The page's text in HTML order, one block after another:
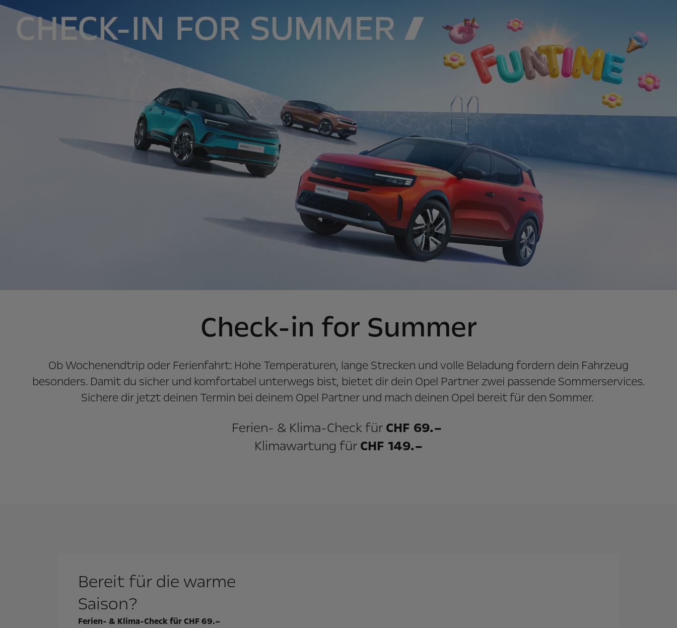
Check-in for Summer
Ob Wochenendtrip oder Ferienfahrt: Hohe Temperaturen, lange Strecken und volle Beladung fordern dein Fahrzeug
besonders. Damit du sicher und komfortabel unterwegs bist, bietet dir dein Opel Partner zwei passende Sommerservices.
Sichere dir jetzt deinen Termin bei deinem Opel Partner und mach deinen Opel bereit für den Sommer.
Ferien- & Klima-Check für CHF 69.–
Klimawartung für CHF 149.–
Bereit für die warme
Saison?
Ferien- & Klima-Check für CHF 69.–